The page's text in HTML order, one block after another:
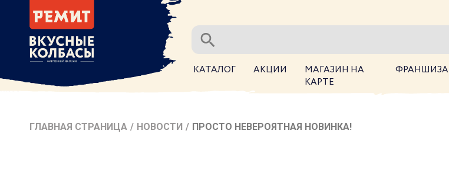
КАТАЛОГ АКЦИИ
МАГАЗИН НА
КАРТЕ
ФРАНШИЗА
ГЛАВНАЯ СТРАНИЦА / НОВОСТИ / ПРОСТО НЕВЕРОЯТНАЯ НОВИНКА!